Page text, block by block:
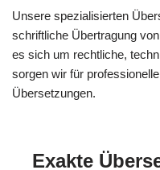
Unsere spezialisierten
schriftliche Übertragung
es sich um rechtliche,
sorgen wir für
Übersetzungen.
Exakte